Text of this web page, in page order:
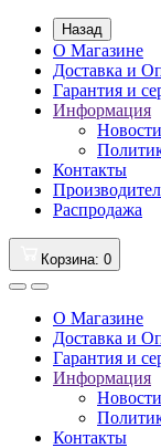
Назад
О Магазине
Доставка и
Гарантия и
Информация
Контакты
Распродажа
Корзина: 0
О Магазине
Доставка и
Гарантия и
Информация
Контакты